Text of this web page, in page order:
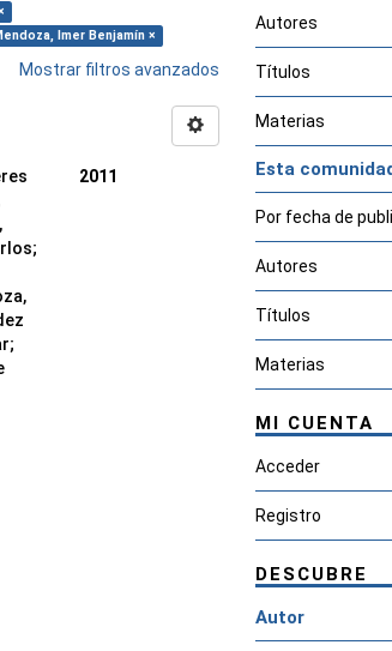
Imer Benjamín ×
Mostrar filtros avanzados
;
;
2011
Autores
Títulos
Materias
Esta
Por fecha de
Autores
Títulos
Materias
MI CUENTA
Acceder
Registro
DESCUBRE
Autor